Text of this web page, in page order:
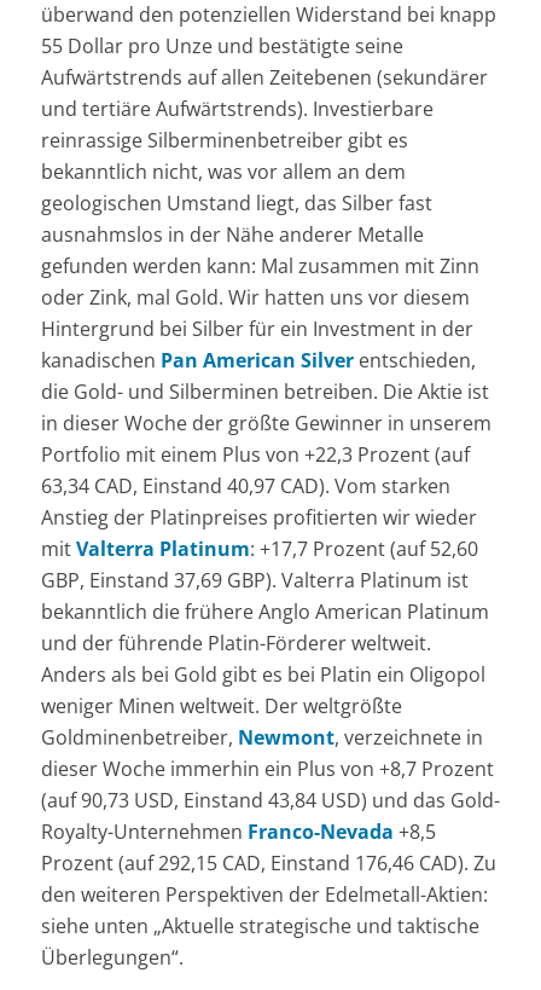
überwand den potenziellen Widerstand bei knapp
55 Dollar pro Unze und bestätigte seine
Aufwärtstrends auf allen Zeitebenen (sekundärer
und tertiäre Aufwärtstrends). Investierbare
reinrassige Silberminenbetreiber gibt es
bekanntlich nicht, was vor allem an dem
geologischen Umstand liegt, das Silber fast
ausnahmslos in der Nähe anderer Metalle
gefunden werden kann: Mal zusammen mit Zinn
oder Zink, mal Gold. Wir hatten uns vor diesem
Hintergrund bei Silber für ein Investment in der
kanadischen Pan American Silverentschieden,
die Gold- und Silberminen betreiben. Die Aktie ist
in dieser Woche der größte Gewinner in unserem
Portfolio mit einem Plus von +22,3 Prozent (auf
63,34 CAD, Einstand 40,97 CAD). Vom starken
Anstieg der Platinpreises profitierten wir wieder
mitValterra Platinum: +17,7 Prozent (auf 52,60
GBP, Einstand 37,69 GBP). Valterra Platinum ist
bekanntlich die frühere Anglo American Platinum
und der führende Platin-Förderer weltweit.
Anders als bei Gold gibt es bei Platin ein Oligopol
weniger Minen weltweit. Der weltgrößte
Goldminenbetreiber, Newmont, verzeichnete in
dieser Woche immerhin ein Plus von +8,7 Prozent
(auf 90,73 USD, Einstand 43,84 USD) und das Gold-
Royalty-Unternehmen Franco-Nevada +8,5
Prozent (auf 292,15 CAD, Einstand 176,46 CAD). Zu
den weiteren Perspektiven der Edelmetall-Aktien:
siehe unten „Aktuelle strategische und taktische
Überlegungen“.